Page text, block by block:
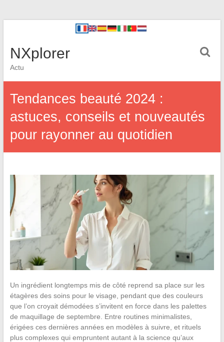
NXplorer
Actu
Tendances beauté 2024 :
astuces, conseils et nouveautés
pour rayonner au quotidien
Un ingrédient longtemps mis de côté reprend sa place sur les
étagères des soins pour le visage, pendant que des couleurs
que l’on croyait démodées s’invitent en force dans les palettes
de maquillage de septembre. Entre routines minimalistes,
érigées ces dernières années en modèles à suivre, et rituels
plus complexes qui empruntent autant à la science qu’aux